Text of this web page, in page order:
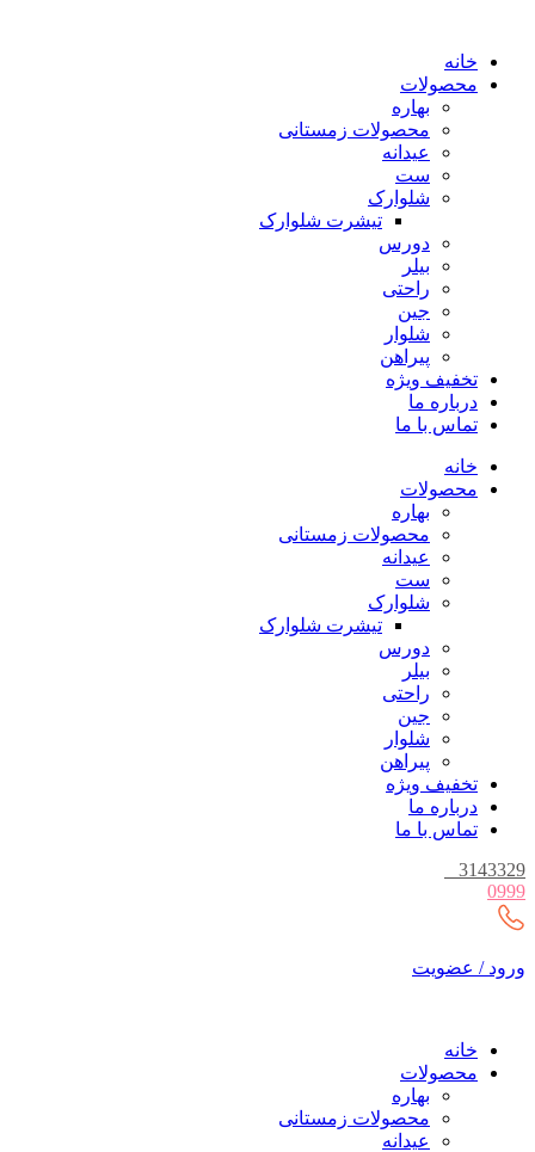
محتوا
خانه
محصولات
بهاره
محصولات زمستانی
عیدانه
ست
شلوارک
تیشرت شلوارک
دورس
بیلر
راحتی
جین
شلوار
پیراهن
تخفیف ویژه
درباره ما
تماس با ما
خانه
محصولات
بهاره
محصولات زمستانی
عیدانه
ست
شلوارک
تیشرت شلوارک
دورس
بیلر
راحتی
جین
شلوار
پیراهن
تخفیف ویژه
درباره ما
تماس با ما
3143329
0999
ورود / عضویت
خانه
محصولات
بهاره
محصولات زمستانی
عیدانه